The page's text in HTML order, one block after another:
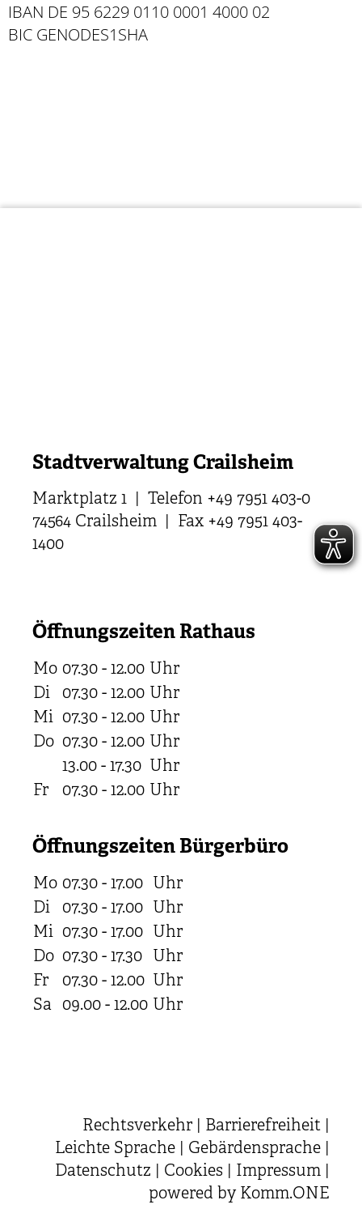
IBAN DE 95 6229 0110 0001 4000 02
BIC GENODES1SHA
Stadtverwaltung Crailsheim
Marktplatz 1 | Telefon +49 7951 403-0
74564 Crailsheim | Fax +49 7951 403-
1400
Öffnungszeiten Rathaus
Mo 07.30 - 12.00 Uhr
Di
07.30 - 12.00 Uhr
Mi 07.30 - 12.00 Uhr
Do 07.30 - 12.00 Uhr
13.00 - 17.30 Uhr
Fr
07.30 - 12.00 Uhr
Öffnungszeiten Bürgerbüro
Mo 07.30 - 17.00 Uhr
Di
07.30 - 17.00 Uhr
Mi 07.30 - 17.00 Uhr
Do 07.30 - 17.30 Uhr
Fr
07.30 - 12.00 Uhr
Sa 09.00 - 12.00 Uhr
Rechtsverkehr Barrierefreiheit
Leichte Sprache
Gebärdensprache
Datenschutz
Cookies Impressum
powered by Komm.ONE